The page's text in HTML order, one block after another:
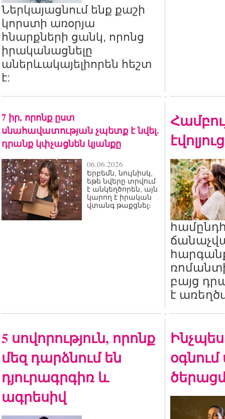
Ներկայացնում ենք քաշի
կորստի առօրյա
հնարքների ցանկ, որոնց
իրականացնելը
աներևակայելիորեն հեշտ
է:
7 իր, որոնք ըստ
սնահավատության չպետք է նվել.
դրանք կփչացնեն կյանքը
06.06.2026
Երբեմն, նույնիսկ,
եթե նվերը տրվում
է անկեղծորեն, այն
կարող է իրական
վտանգ թաքցնել։
բայց
է
5 սովորություն, որոնք
մեզ դարձնում են
դյուրագրգիռ և
ագրեսիվ